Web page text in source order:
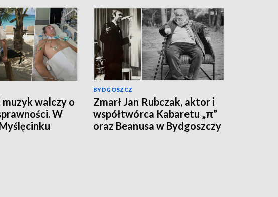
walczy o
W
BYDGOSZCZ
Zmarł Jan Rubczak, aktor i
współtwórca Kabaretu „π”
oraz Beanusa w Bydgoszczy